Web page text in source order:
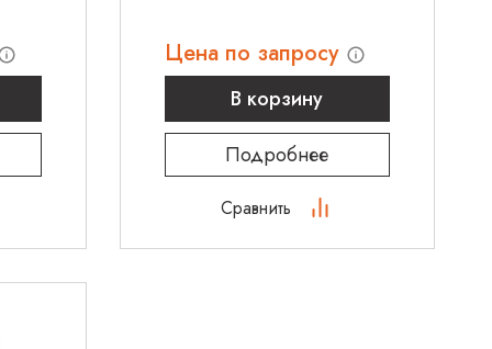
Цена по запросу
В корзину
Подробнее
Сравнить